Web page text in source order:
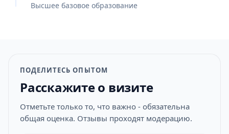
Высшее базовое образование
ПОДЕЛИТЕСЬ ОПЫТОМ
Расскажите о визите
Отметьте только то, что важно - обязательна
общая оценка. Отзывы проходят модерацию.